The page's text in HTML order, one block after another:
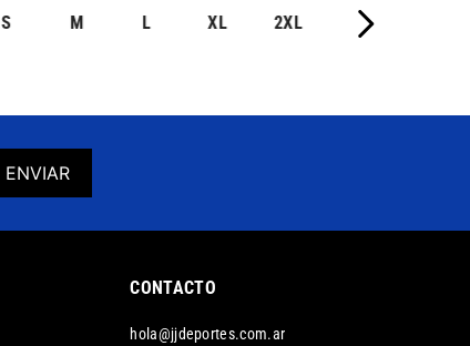
S M L XL 2XL
ENVIAR
CONTACTO
hola@jjdeportes.com.ar